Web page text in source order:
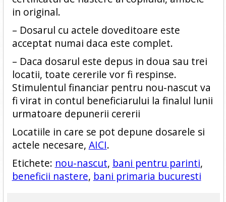
in original.
– Dosarul cu actele doveditoare este
acceptat numai daca este complet.
– Daca dosarul este depus in doua sau trei
locatii, toate cererile vor fi respinse.
Stimulentul financiar pentru nou-nascut va
fi virat in contul beneficiarului la finalul lunii
urmatoare depunerii cererii
Locatiile in care se pot depune dosarele si
actele necesare, AICI.
Etichete: nou-nascut, bani pentru parinti,
beneficii nastere, bani primaria bucuresti